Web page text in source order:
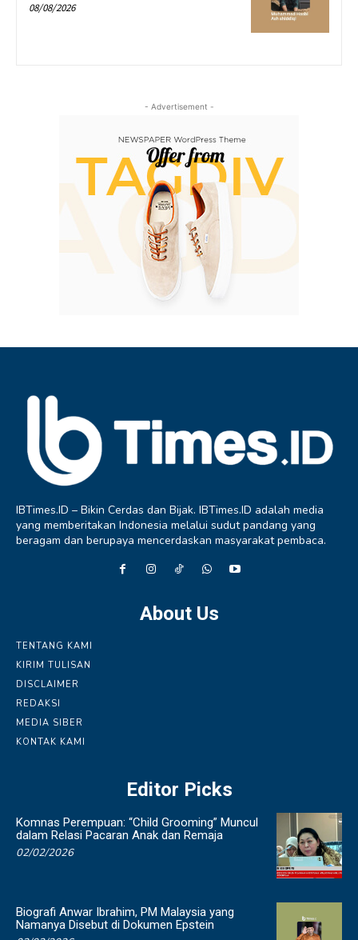
08/08/2026
- Advertisement -
IBTimes.ID – Bikin Cerdas dan Bijak. IBTimes.ID adalah media
yang memberitakan Indonesia melalui sudut pandang yang
beragam dan berupaya mencerdaskan masyarakat pembaca.
About Us
TENTANG KAMI
KIRIM TULISAN
DISCLAIMER
REDAKSI
MEDIA SIBER
KONTAK KAMI
Editor Picks
Komnas Perempuan: “Child Grooming” Muncul
dalam Relasi Pacaran Anak dan Remaja
02/02/2026
Biografi Anwar Ibrahim, PM Malaysia yang
Namanya Disebut di Dokumen Epstein